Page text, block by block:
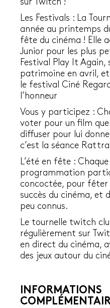
sur Twitch !
Les Festivals : La
année au printemps
fête du cinéma ! Elle
Junior pour les plus
Festival Play It Again,
patrimoine en avril,
le festival Ciné
l’honneur
Vous y participez :
voter pour un film que
diffuser pour lui
c’est la séance
L’été en fête :
programmation
concoctée, pour fêter
succès du cinéma, et
peu connus.
Le tournelle twitch
régulièrement sur
en direct du cinéma,
des jeux autour du
INFORMATIONS